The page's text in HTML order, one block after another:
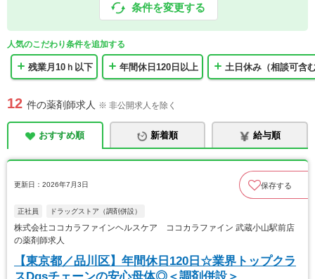
条件を変更する
人気のこだわり条件を追加する
残業月10ｈ以下 年間休日120日以上 土日休み（相談可含
12 件の薬剤師求人 ※ 非公開求人を除く
おすすめ順 新着順 給与順
更新日：2026年7月3日 保存する
正社員 ドラッグストア（調剤併設）
株式会社ココカラファインヘルスケア ココカラファイン 武蔵小山駅前店
の薬剤師求人
【東京都／品川区】年間休日120日☆業界トップクラ